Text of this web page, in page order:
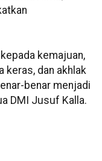
kemajuan,
keras, dan akhlak
benar menjadi
DMI Jusuf Kalla.